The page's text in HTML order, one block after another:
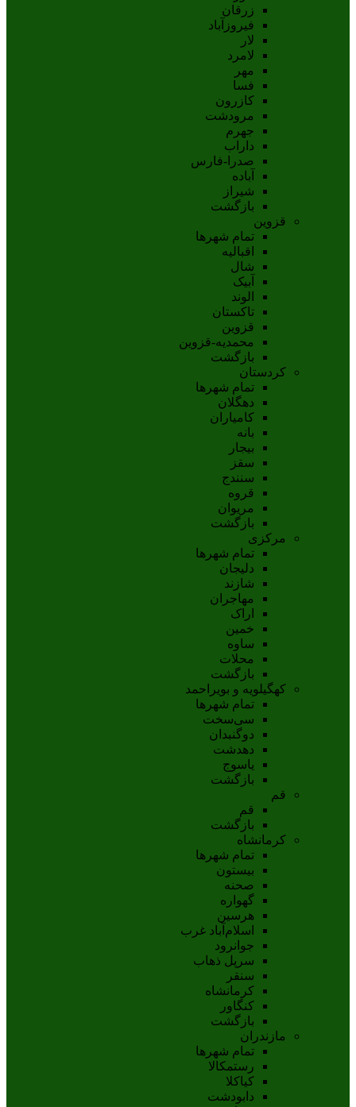
زرقان
فیروزآباد
لار
لامرد
مهر
فسا
کازرون
مرودشت
جهرم
داراب
صدرا-فارس
آباده
شيراز
بازگشت
قزوین
تمام شهر‌ها
اقبالیه
شال
آبيک
الوند
تاکستان
قزوين
محمديه-قزوين
بازگشت
کردستان
تمام شهر‌ها
دهگلان
کامیاران
بانه
بيجار
سقز
سنندج
قروه
مريوان
بازگشت
مرکزی
تمام شهر‌ها
دلیجان
شازند
مهاجران
اراک
خمين
ساوه
محلات
بازگشت
کهگیلویه و بویراحمد
تمام شهر‌ها
سی‌سخت
دوگنبدان
دهدشت
ياسوج
بازگشت
قم
قم
بازگشت
کرمانشاه
تمام شهر‌ها
بیستون
صحنه
گهواره
هرسین
اسلام‌‌آباد غرب
جوانرود
سرپل ذهاب
سنقر
کرمانشاه
کنگاور
بازگشت
مازندران
تمام شهر‌ها
رستمکالا
کیاکلا
دابودشت